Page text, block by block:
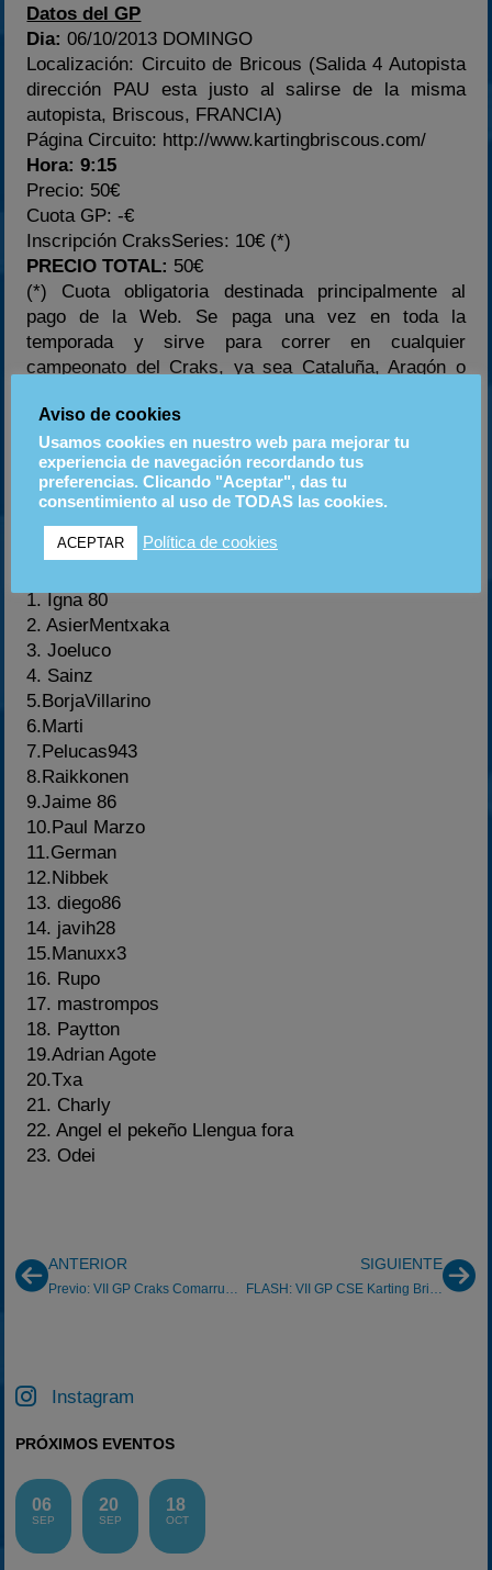
Datos del GP
Dia: 06/10/2013 DOMINGO
Localización: Circuito de Bricous (Salida 4 Autopista
dirección PAU esta justo al salirse de la misma
autopista, Briscous, FRANCIA)
Página Circuito: http://www.kartingbriscous.com/
Hora: 9:15
Precio: 50€
Cuota GP: -€
Inscripción CraksSeries: 10€ (*)
PRECIO TOTAL: 50€
(*) Cuota obligatoria destinada principalmente al
pago de la Web. Se paga una vez en toda la
temporada y sirve para correr en cualquier
campeonato del Craks, ya sea Cataluña, Aragón o
Os recordamos que todos los que habeís pagado ya
la cuota de inscripción al campeonato en anteriores
carrera ya no la teneís que abonar con lo que el
precio del GP será de 50€
1. Igna 80
2. AsierMentxaka
3. Joeluco
4. Sainz
5.BorjaVillarino
6.Marti
7.Pelucas943
8.Raikkonen
9.Jaime 86
10.Paul Marzo
11.German
12.Nibbek
13. diego86
14. javih28
15.Manuxx3
16. Rupo
17. mastrompos
18. Paytton
19.Adrian Agote
20.Txa
21. Charly
22. Angel el pekeño Llengua fora
23. Odei
ANTERIOR SIGUIENTE
Instagram
PRÓXIMOS EVENTOS
06
SEP
20
SEP
18
OCT
Aviso de cookies
Usamos cookies en nuestro web para mejorar tu
experiencia de navegación recordando tus
preferencias. Clicando "Aceptar", das tu
consentimiento al uso de TODAS las cookies.
ACEPTAR Política de cookies